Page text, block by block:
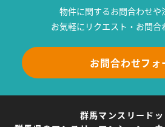
物件に関するお問合わせや
お気軽にリクエスト・お問合
お問合わせフォ
群馬マンスリード